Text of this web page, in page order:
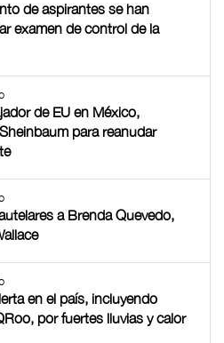
de aspirantes se han
examen de control de la
de EU en México,
para reanudar
a Brenda Quevedo,
en el país, incluyendo
por fuertes lluvias y calor